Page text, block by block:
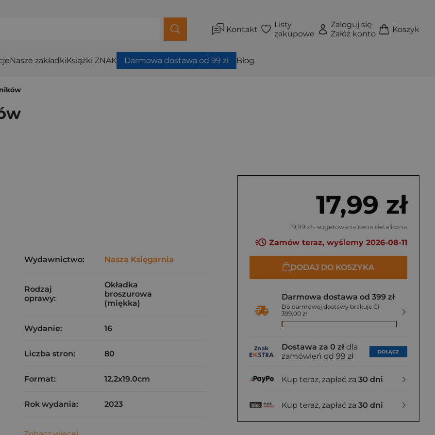
Kontakt
Listy
zakupowe
Zaloguj się
Załóż konto
Koszyk
Nasze zakładkiKsiążki ZNAK Darmowa dostawa od 99 zł Blog
17,99 zł
19,99 zł - sugerowana cena detaliczna
Zamów teraz, wyślemy 2026-08-11
DODAJ DO KOSZYKA
Darmowa dostawa od 399 zł
Do darmowej dostawy brakuje Ci
399,00 zł
Dostawa za 0 zł dla
zamówień od 99 zł
DOŁĄCZ
Kup teraz, zapłać za 30 dni
Kup teraz, zapłać za 30 dni
Wydawnictwo: Nasza Księgarnia
Rodzaj
oprawy:
Okładka
broszurowa
(miękka)
Wydanie: 16
Liczba stron: 80
Format: 12.2x19.0cm
Rok wydania: 2023